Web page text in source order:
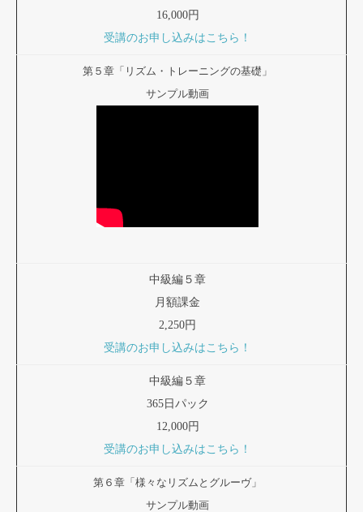
16,000円
受講のお申し込みはこちら！
第５章「リズム・トレーニングの基礎」
サンプル動画
中級編５章
月額課金
2,250円
受講のお申し込みはこちら！
中級編５章
365日パック
12,000円
受講のお申し込みはこちら！
第６章「様々なリズムとグルーヴ」
サンプル動画